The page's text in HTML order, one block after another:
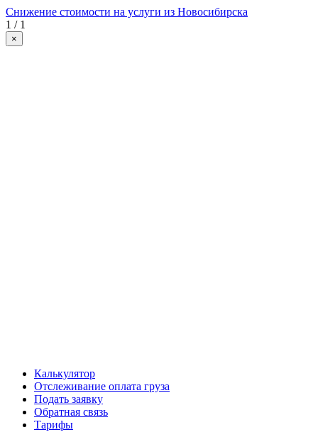
Снижение стоимости на услуги из Новосибирска
1 / 1
×
Калькулятор
Отслеживание оплата груза
Подать заявку
Обратная связь
Тарифы